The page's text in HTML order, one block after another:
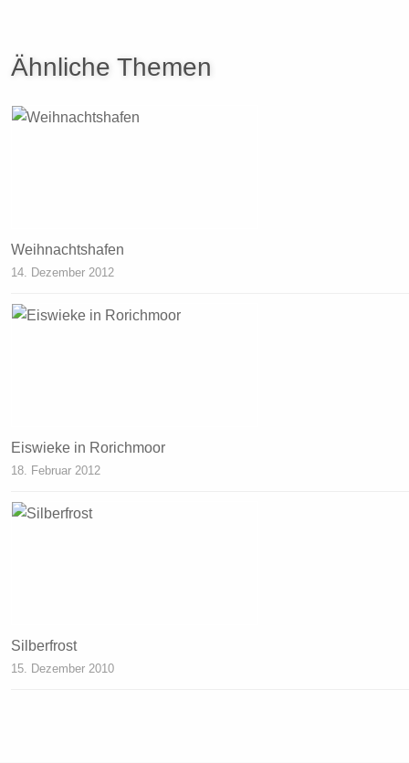
Ähnliche Themen
Weihnachtshafen
14. Dezember 2012
Eiswieke in Rorichmoor
18. Februar 2012
Silberfrost
15. Dezember 2010